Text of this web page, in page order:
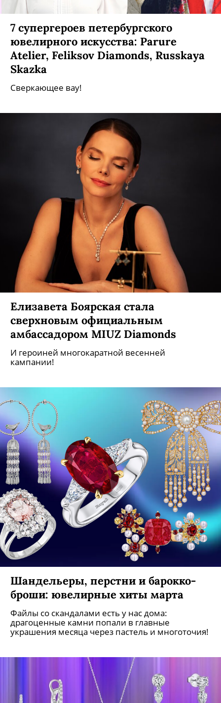
7 супергероев петербургского
ювелирного искусства: Parure
Atelier, Feliksov Diamonds, Russkaya
Skazka
Сверкающее вау!
Елизавета Боярская стала
сверхновым официальным
амбассадором MIUZ Diamonds
И героиней многокаратной весенней
кампании!
Шандельеры, перстни и барокко-
броши: ювелирные хиты марта
Файлы со скандалами есть у нас дома:
драгоценные камни попали в главные
украшения месяца через пастель и многоточия!